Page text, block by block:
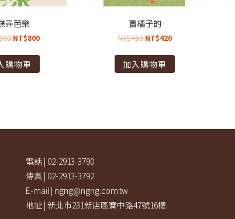
弄芭樂
NT$800
購物車
賣橘子的
NT$459 NT$420
加入購物車
電話 | 02-2913-3790
傳真 | 02-2913-3792
E-mail | ngng@ngng.com.tw
地址 | 新北市231新店區寶中路47號16樓